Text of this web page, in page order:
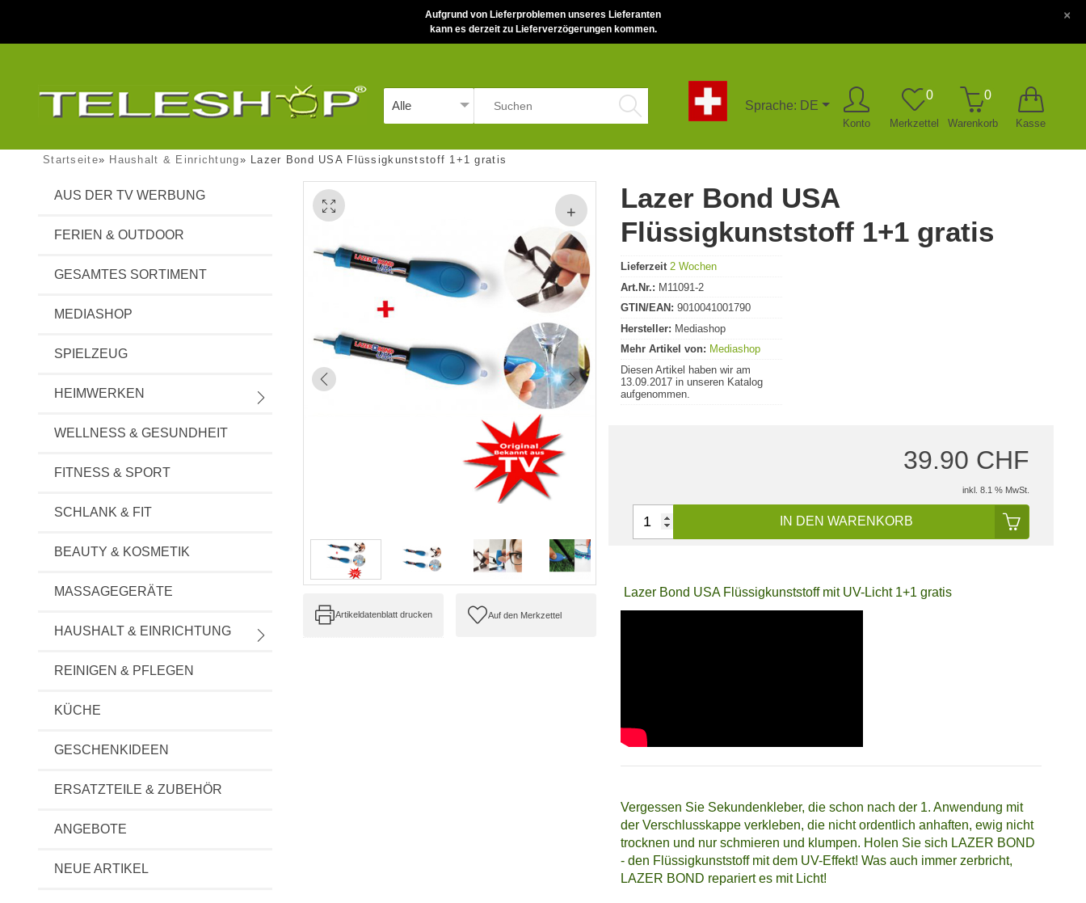
Aufgrund von Lieferproblemen unseres Lieferanten
kann es derzeit zu Lieferverzögerungen kommen.
×
Sprache: DE
Konto Merkzettel
0
Warenkorb
0
Kasse
Startseite» Haushalt & Einrichtung» Lazer Bond USA Flüssigkunststoff 1+1 gratis
AUS DER TV WERBUNG
FERIEN & OUTDOOR
GESAMTES SORTIMENT
MEDIASHOP
SPIELZEUG
HEIMWERKEN
WELLNESS & GESUNDHEIT
FITNESS & SPORT
SCHLANK & FIT
BEAUTY & KOSMETIK
MASSAGEGERÄTE
HAUSHALT & EINRICHTUNG
REINIGEN & PFLEGEN
KÜCHE
GESCHENKIDEEN
ERSATZTEILE & ZUBEHÖR
ANGEBOTE
NEUE ARTIKEL
Artikeldatenblatt drucken
Lazer Bond USA
Flüssigkunststoff 1+1 gratis
Lieferzeit 2 Wochen
Art.Nr.: M11091-2
GTIN/EAN: 9010041001790
Hersteller: Mediashop
Mehr Artikel von: Mediashop
Diesen Artikel haben wir am
13.09.2017 in unseren Katalog
aufgenommen.
39.90 CHF
inkl. 8.1 % MwSt.
IN DEN WARENKORB
Lazer Bond USA Flüssigkunststoff mit UV-Licht 1+1 gratis
Vergessen Sie Sekundenkleber, die schon nach der 1. Anwendung mit
der Verschlusskappe verkleben, die nicht ordentlich anhaften, ewig nicht
trocknen und nur schmieren und klumpen. Holen Sie sich LAZER BOND
- den Flüssigkunststoff mit dem UV-Effekt! Was auch immer zerbricht,
LAZER BOND repariert es mit Licht!